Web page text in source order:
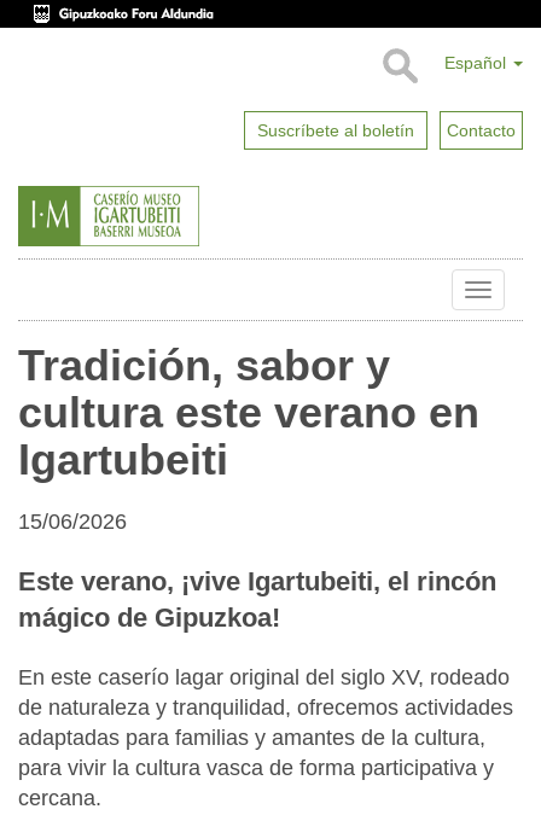
Español
Suscríbete al boletín Contacto
Toggle
Tradición, sabor y
cultura este verano en
Igartubeiti
15/06/2026
Este verano, ¡vive Igartubeiti, el rincón
mágico de Gipuzkoa!
En este caserío lagar original del siglo XV, rodeado
de naturaleza y tranquilidad, ofrecemos actividades
adaptadas para familias y amantes de la cultura,
para vivir la cultura vasca de forma participativa y
cercana.